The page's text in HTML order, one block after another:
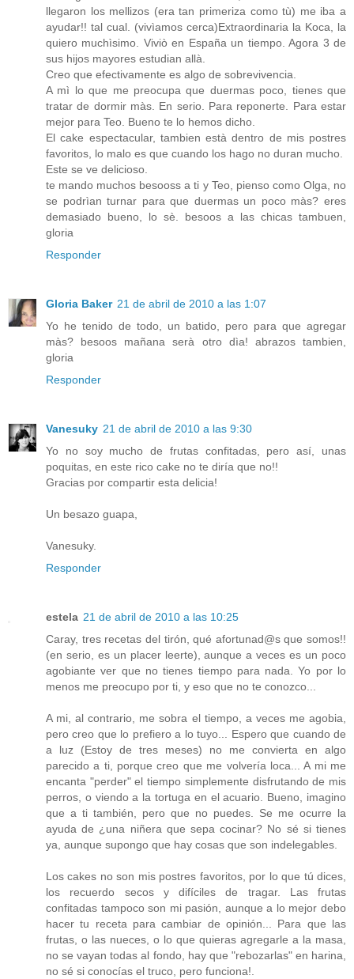
llegaron los mellizos (era tan primeriza como tù) me iba a
ayudar!! tal cual. (vivìamos cerca)Extraordinaria la Koca, la
quiero muchìsimo. Viviò en España un tiempo. Agora 3 de
sus hijos mayores estudian allà.
Creo que efectivamente es algo de sobrevivencia.
A mì lo que me preocupa que duermas poco, tienes que
tratar de dormir màs. En serio. Para reponerte. Para estar
mejor para Teo. Bueno te lo hemos dicho.
El cake espectacular, tambien està dentro de mis postres
favoritos, lo malo es que cuando los hago no duran mucho.
Este se ve delicioso.
te mando muchos besooss a ti y Teo, pienso como Olga, no
se podrìan turnar para que duermas un poco màs? eres
demasiado bueno, lo sè. besoos a las chicas tambuen,
gloria
Responder
Gloria Baker 21 de abril de 2010 a las 1:07
Yo he tenido de todo, un batido, pero para que agregar
màs? besoos mañana serà otro dìa! abrazos tambien,
gloria
Responder
Vanesuky 21 de abril de 2010 a las 9:30
Yo no soy mucho de frutas confitadas, pero así, unas
poquitas, en este rico cake no te diría que no!!
Gracias por compartir esta delicia!
Un besazo guapa,
Vanesuky.
Responder
estela 21 de abril de 2010 a las 10:25
Caray, tres recetas del tirón, qué afortunad@s que somos!!
(en serio, es un placer leerte), aunque a veces es un poco
agobiante ver que no tienes tiempo para nada. Yo por lo
menos me preocupo por ti, y eso que no te conozco...
A mi, al contrario, me sobra el tiempo, a veces me agobia,
pero creo que lo prefiero a lo tuyo... Espero que cuando de
a luz (Estoy de tres meses) no me convierta en algo
parecido a ti, porque creo que me volvería loca... A mi me
encanta "perder" el tiempo simplemente disfrutando de mis
perros, o viendo a la tortuga en el acuario. Bueno, imagino
que a ti también, pero que no puedes. Se me ocurre la
ayuda de ¿una niñera que sepa cocinar? No sé si tienes
ya, aunque supongo que hay cosas que son indelegables.
Los cakes no son mis postres favoritos, por lo que tú dices,
los recuerdo secos y difíciles de tragar. Las frutas
confitadas tampoco son mi pasión, aunque a lo mejor debo
hacer tu receta para cambiar de opinión... Para que las
frutas, o las nueces, o lo que quieras agregarle a la masa,
no se vayan todas al fondo, hay que "rebozarlas" en harina,
no sé si conocías el truco, pero funciona!.